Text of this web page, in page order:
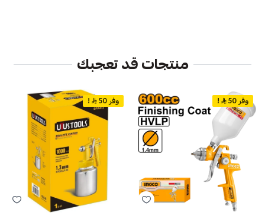
منتجات قد تعجبك
وفر 50 ! وفر 50 !